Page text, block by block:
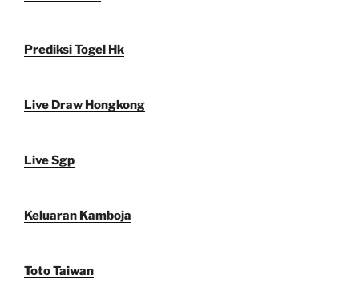
Prediksi Togel Hk
Live Draw Hongkong
Live Sgp
Keluaran Kamboja
Toto Taiwan